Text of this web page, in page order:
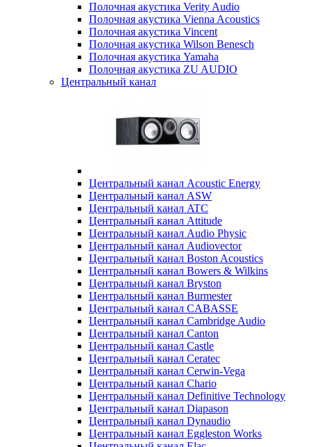
Полочная акустика Verity Audio
Полочная акустика Vienna Acoustics
Полочная акустика Vincent
Полочная акустика Wilson Benesch
Полочная акустика Yamaha
Полочная акустика ZU AUDIO
Центральный канал
Центральный канал Acoustic Energy
Центральный канал ASW
Центральный канал ATC
Центральный канал Attitude
Центральный канал Audio Physic
Центральный канал Audiovector
Центральный канал Boston Acoustics
Центральный канал Bowers & Wilkins
Центральный канал Bryston
Центральный канал Burmester
Центральный канал CABASSE
Центральный канал Cambridge Audio
Центральный канал Canton
Центральный канал Castle
Центральный канал Ceratec
Центральный канал Cerwin-Vega
Центральный канал Chario
Центральный канал Definitive Technology
Центральный канал Diapason
Центральный канал Dynaudio
Центральный канал Eggleston Works